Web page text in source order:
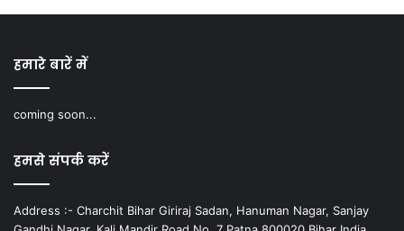
हमारे बारें में
coming soon...
हमसे संपर्क करें
Address :- Charchit Bihar Giriraj Sadan, Hanuman Nagar, Sanjay